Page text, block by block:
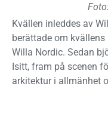
Kvällen inleddes av
berättade om
Willa Nordic. Sedan
Isitt, fram på scenen
arkitektur i allmänhet